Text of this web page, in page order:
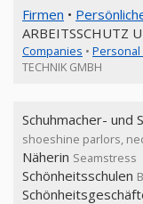
Firmen •
ARBEITSSCHUTZ
Companies • Personal
TECHNIK GMBH
Schuhmacher- und
shoeshine parlors,
Näherin Seamstress
Schönheitsschulen